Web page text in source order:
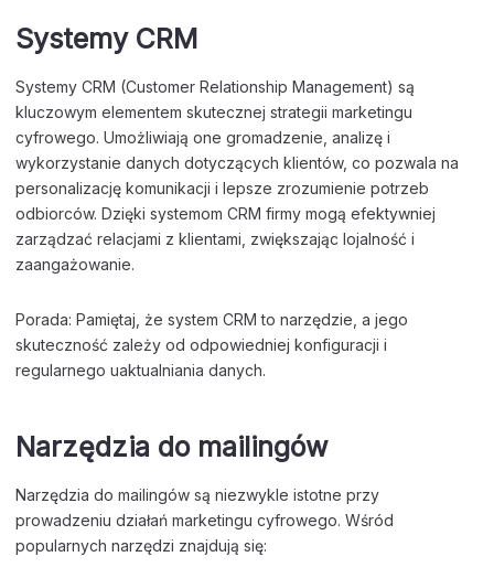
Systemy CRM
Systemy CRM (Customer Relationship Management) są
kluczowym elementem skutecznej strategii marketingu
cyfrowego. Umożliwiają one gromadzenie, analizę i
wykorzystanie danych dotyczących klientów, co pozwala na
personalizację komunikacji i lepsze zrozumienie potrzeb
odbiorców. Dzięki systemom CRM firmy mogą efektywniej
zarządzać relacjami z klientami, zwiększając lojalność i
zaangażowanie.
Porada: Pamiętaj, że system CRM to narzędzie, a jego
skuteczność zależy od odpowiedniej konfiguracji i
regularnego uaktualniania danych.
Narzędzia do mailingów
Narzędzia do mailingów są niezwykle istotne przy
prowadzeniu działań marketingu cyfrowego. Wśród
popularnych narzędzi znajdują się: